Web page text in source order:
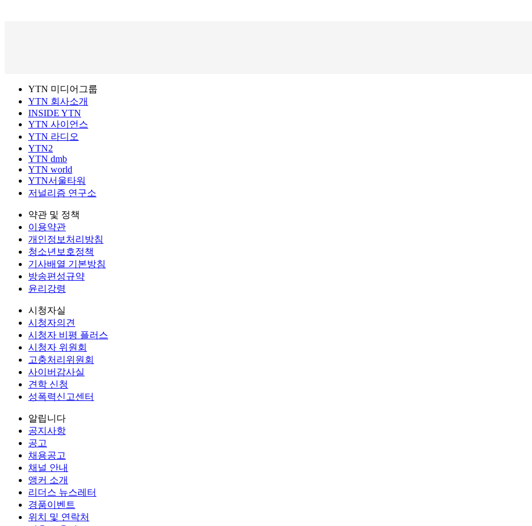
YTN 미디어그룹
YTN 회사소개
INSIDE YTN
YTN 사이언스
YTN 라디오
YTN2
YTN dmb
YTN world
YTN서울타워
저널리즘 연구소
약관 및 정책
이용약관
개인정보처리방침
청소년보호정책
기사배열 기본방침
방송편성규약
윤리강령
시청자실
시청자의견
시청자 비평 플러스
시청자 위원회
고충처리위원회
사이버감사실
견학 신청
성폭력신고센터
알립니다
공지사항
공고
채용공고
채널 안내
앵커 소개
리더스 뉴스레터
경품이벤트
위치 및 연락처